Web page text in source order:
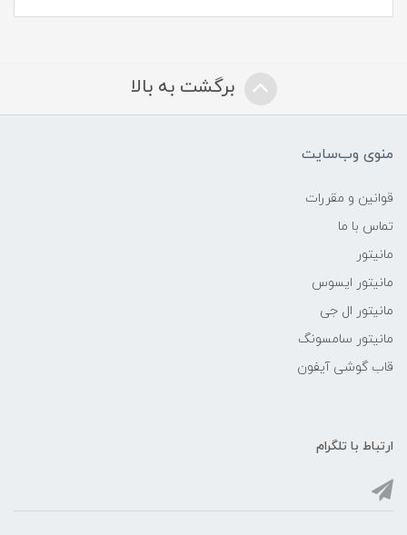
برگشت به بالا
منوی وب‌سایت
قوانین و مقررات
تماس با ما
مانیتور
مانیتور ایسوس
مانیتور ال جی
مانیتور سامسونگ
قاب گوشی آیفون
ارتباط با تلگرام